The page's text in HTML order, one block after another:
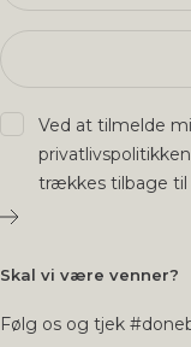
Ved at tilmelde
privatlivspolitikken
trækkes tilbage til
Skal vi være venner?
Følg os og tjek